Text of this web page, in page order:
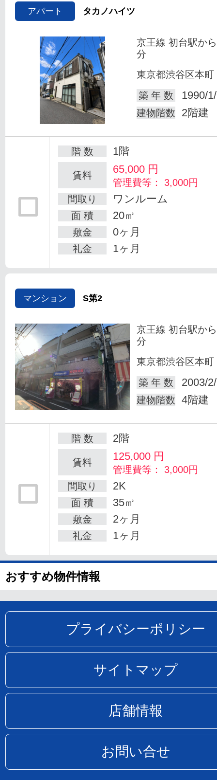
アパート タカノハイツ
京王線 初台駅か
分
東京都渋谷区本町
築 年 数
1990/
建物階数 2階建
階 数 1階
賃料 65,000 円
管理費等： 3,000円
間取り
ワンルーム
面 積 20㎡
敷金 0ヶ月
礼金 1ヶ月
マンション S第2
京王線 初台駅か
分
東京都渋谷区本町
築 年 数
2003/
建物階数 4階建
階 数 2階
賃料 125,000 円
管理費等： 3,000円
間取り
2K
面 積 35㎡
敷金 2ヶ月
礼金 1ヶ月
おすすめ物件情報
プライバシーポリシー
サイトマップ
店舗情報
お問い合せ